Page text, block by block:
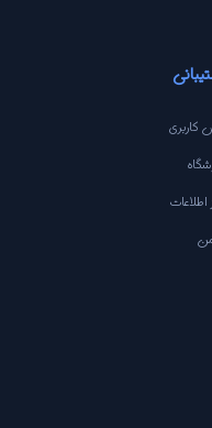
کاربری
اطلاعات